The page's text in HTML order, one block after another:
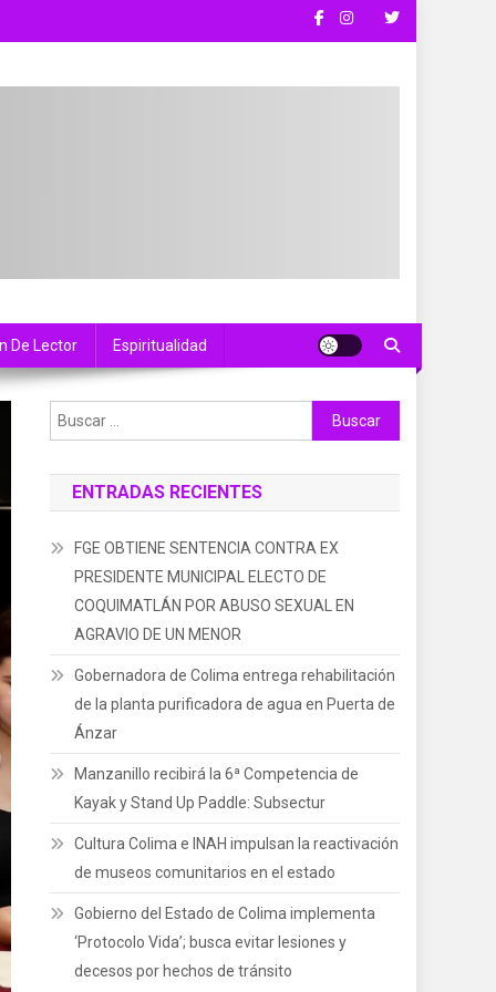
De Lector Espiritualidad
Buscar:
ENTRADAS RECIENTES
FGE OBTIENE SENTENCIA CONTRA EX
PRESIDENTE MUNICIPAL ELECTO DE
COQUIMATLÁN POR ABUSO SEXUAL EN
AGRAVIO DE UN MENOR
Gobernadora de Colima entrega rehabilitación
de la planta purificadora de agua en Puerta de
Ánzar
Manzanillo recibirá la 6ª Competencia de
Kayak y Stand Up Paddle: Subsectur
Cultura Colima e INAH impulsan la reactivación
de museos comunitarios en el estado
Gobierno del Estado de Colima implementa
‘Protocolo Vida’; busca evitar lesiones y
decesos por hechos de tránsito